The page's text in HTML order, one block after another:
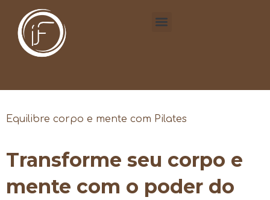
Equilibre corpo e mente com Pilates
Transforme seu corpo e
mente com o poder do